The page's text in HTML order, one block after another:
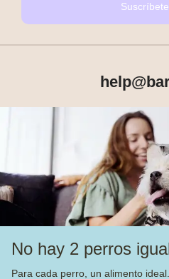
No hay 2 perros
Para cada perro, un alimento
Suscríbete
Productos
Sobre Barkyn
Otros links
Piensos